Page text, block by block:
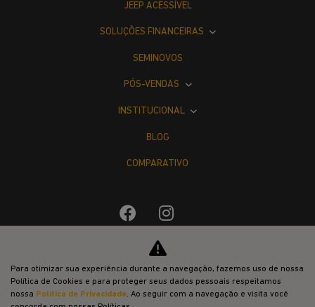
JEEP ACESSÍVEL
SOLUÇÕES FINANCEIRAS
SEMINOVOS
PÓS-VENDAS
INSTITUCIONAL
BLOG
COMPARATIVO
Desacelere. Seu bem maior é a vida.
Para otimizar sua experiência durante a navegação, fazemos uso de nossa
Política de Cookies e para proteger seus dados pessoais respeitamos
nossa Política de Privacidade. Ao seguir com a navegação e visita você